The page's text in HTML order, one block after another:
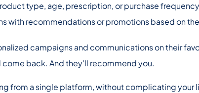
type, age, prescription, or purchase
with recommendations or promotions based on
campaigns and communications on their
back. And they'll recommend you.
from a single platform, without complicating your